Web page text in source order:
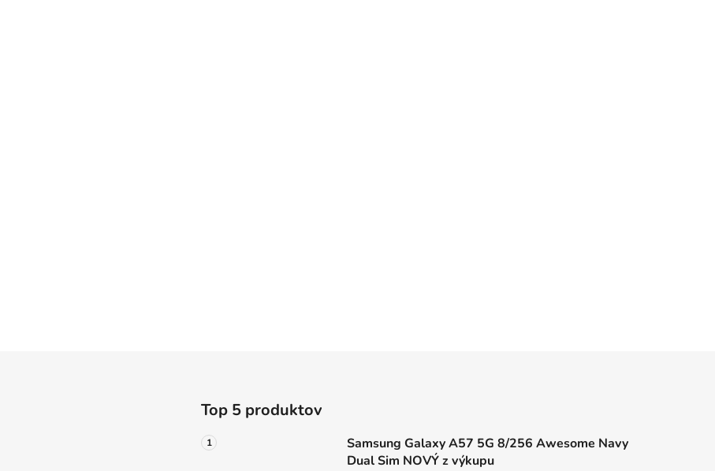
Top 5 produktov
Samsung Galaxy A57 5G 8/256 Awesome Navy
Dual Sim NOVÝ z výkupu